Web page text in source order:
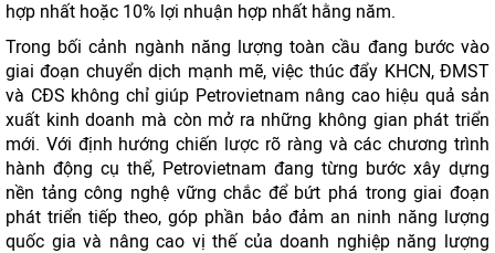
hợp nhất hoặc 10% lợi nhuận hợp nhất hằng năm.
Trong bối cảnh ngành năng lượng toàn cầu đang bước vào
giai đoạn chuyển dịch mạnh mẽ, việc thúc đẩy KHCN, ĐMST
và CĐS không chỉ giúp Petrovietnam nâng cao hiệu quả sản
xuất kinh doanh mà còn mở ra những không gian phát triển
mới. Với định hướng chiến lược rõ ràng và các chương trình
hành động cụ thể, Petrovietnam đang từng bước xây dựng
nền tảng công nghệ vững chắc để bứt phá trong giai đoạn
phát triển tiếp theo, góp phần bảo đảm an ninh năng lượng
quốc gia và nâng cao vị thế của doanh nghiệp năng lượng